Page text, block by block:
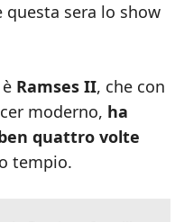
sera lo show
Ramses II, che con
moderno, ha
quattro volte
tempio.